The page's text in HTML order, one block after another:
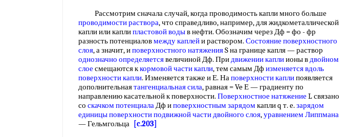
Рассмотрим сначала случай, когда проводимость капли много больше
проводимости раствора, что справедливо, например, для жидкометаллической
капли или каплипластовой водыв нефти. Обозначим через Дф = фо - фр
разность потенциаловмежду каплейи раствором.Состояние поверхностного
слоя, а значит, иповерхностного натяженияS на границе капля — раствор
однозначно определяетсявеличиной Дф. Придвижении каплиионы вдвойном
слое смещаются ккормовой части капли, тем самым Дфизменяется вдоль
поверхности капли. Изменяется также и Е. Наповерхности каплипоявляется
дополнительнаятангенциальная сила, равная = Ve Е — градиенту по
направлению касательной к поверхности.Поверхностное натяжение L связано
со скачком потенциалаДф иповерхностным зарядом капли q т. е.зарядом
единицыповерхности подвижнойчасти двойного слоя,уравнением Липпмана
— Гельмгольца
[c.203]